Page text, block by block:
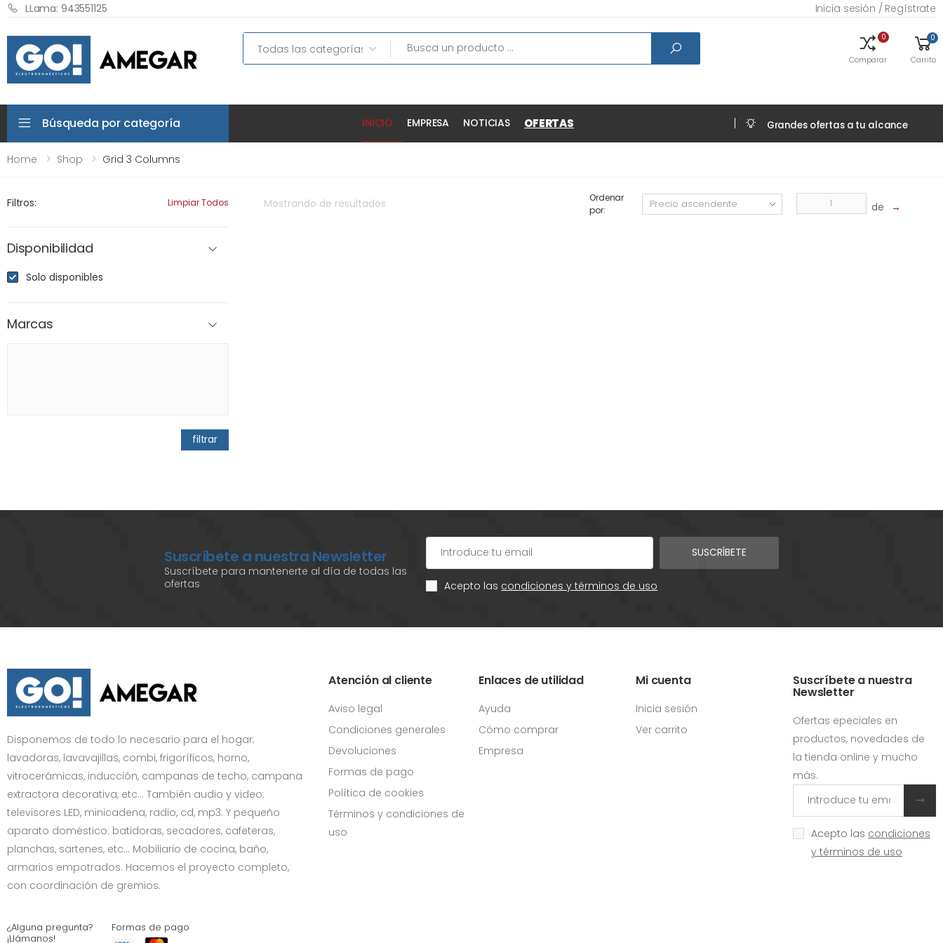
LLama: 943551125 Inicia sesión / Regístrate
Search 0
Comparar
0
Carrito
Búsqueda por categoría INICIO EMPRESA NOTICIAS OFERTAS Grandes ofertas a tu alcance
Home Shop Grid 3 Columns
Mostrando de resultados
Ordenar
por:
de →
Filtros: Limpiar Todos
Disponibilidad
Solo disponibles
Marcas
filtrar
Suscríbete a nuestra Newsletter
Suscríbete para mantenerte al día de todas las
ofertas
SUSCRÍBETE
Acepto las condiciones y términos de uso
Disponemos de todo lo necesario para el hogar;
lavadoras, lavavajillas, combi, frigoríficos, horno,
vitrocerámicas, inducción, campanas de techo, campana
extractora decorativa, etc… También audio y video;
televisores LED, minicadena, radio, cd, mp3. Y pequeño
aparato doméstico: batidoras, secadores, cafeteras,
planchas, sartenes, etc... Mobiliario de cocina, baño,
armarios empotrados. Hacemos el proyecto completo,
con coordinación de gremios.
¿Alguna pregunta?
¡Llámanos!
Formas de pago
Atención al cliente
Aviso legal
Condiciones generales
Devoluciones
Formas de pago
Política de cookies
Términos y condiciones de
uso
Enlaces de utilidad
Ayuda
Cómo comprar
Empresa
Mi cuenta
Inicia sesión
Ver carrito
Suscríbete a nuestra
Newsletter
Ofertas epeciales en
productos, novedades de
la tienda online y mucho
más.
Acepto las condiciones
y términos de uso